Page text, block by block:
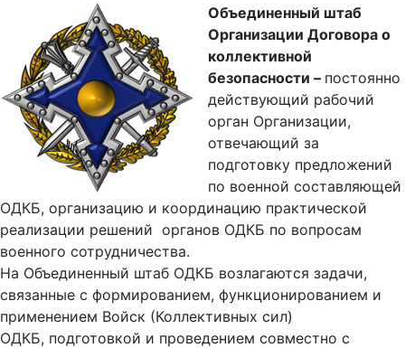
Объединенный штаб
Организации Договора о
коллективной
безопасности – постоянно
действующий рабочий
орган Организации,
отвечающий за
подготовку предложений
по военной составляющей
ОДКБ, организацию и координацию практической
реализации решений органов ОДКБ по вопросам
военного сотрудничества.
На Объединенный штаб ОДКБ возлагаются задачи,
связанные с формированием, функционированием и
применением Войск (Коллективных сил)
ОДКБ, подготовкой и проведением совместно с